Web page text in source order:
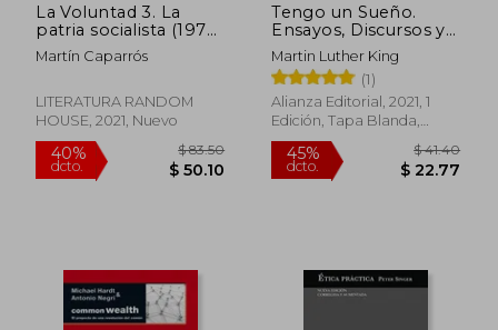
$ 25.04
La Voluntad 3. La
patria socialista (1973
- 1974)
Martín Caparrós
LITERATURA RANDOM
HOUSE, 2021, Nuevo
Tengo un Sueño.
Ensayos, Discursos y
Sermones
Martin Luther King
(1)
Alianza Editorial, 2021, 1
Edición, Tapa Blanda,
Nuevo